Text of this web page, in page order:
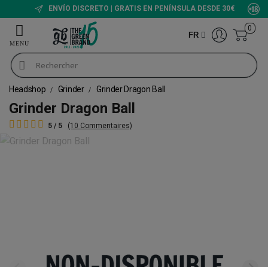
ENVÍO DISCRETO | GRATIS EN PENÍNSULA DESDE 30€
FR
0
Headshop Grinder Grinder Dragon Ball
Grinder Dragon Ball
5 / 5 (10 Commentaires)